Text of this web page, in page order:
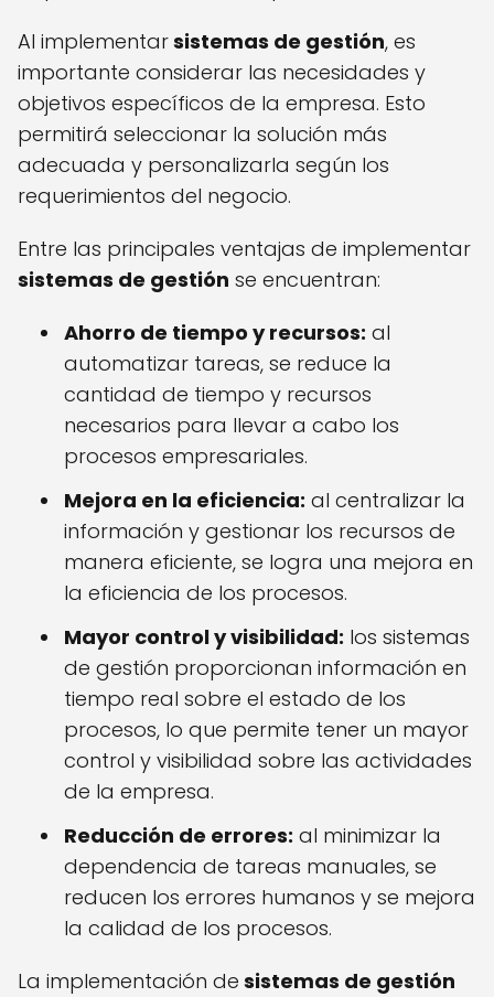
Al implementarsistemas de gestión, es
importante considerar las necesidades y
objetivos específicos de la empresa. Esto
permitirá seleccionar la solución más
adecuada y personalizarla según los
requerimientos del negocio.
Entre las principales ventajas de implementar
sistemas de gestión se encuentran:
Ahorro de tiempo y recursos: al
automatizar tareas, se reduce la
cantidad de tiempo y recursos
necesarios para llevar a cabo los
procesos empresariales.
Mejora en la eficiencia: al centralizar la
información y gestionar los recursos de
manera eficiente, se logra una mejora en
la eficiencia de los procesos.
Mayor control y visibilidad: los sistemas
de gestión proporcionan información en
tiempo real sobre el estado de los
procesos, lo que permite tener un mayor
control y visibilidad sobre las actividades
de la empresa.
Reducción de errores: al minimizar la
dependencia de tareas manuales, se
reducen los errores humanos y se mejora
la calidad de los procesos.
La implementación de sistemas de gestión